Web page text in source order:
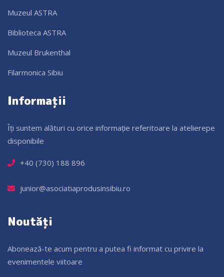
Muzeul ASTRA
Biblioteca ASTRA
Muzeul Brukenthal
Filarmonica Sibiu
Informații
Îți suntem alături cu orice informație referitoare la atelierepe
disponibile
+40 (730) 188 896
junior@asociatiaprodusinsibiu.ro
Noutăți
Abonează-te acum pentru a putea fi informat cu privire la
evenimentele viitoare